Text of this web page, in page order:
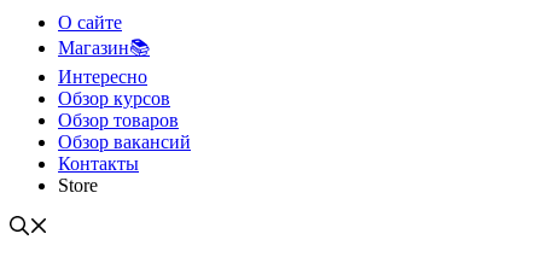
О сайте
Магазин📚
Интересно
Обзор курсов
Обзор товаров
Обзор вакансий
Контакты
Store